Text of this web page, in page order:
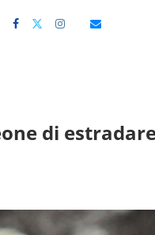
di